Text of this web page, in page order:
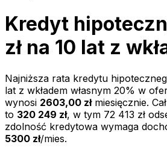
Kredyt
zł na 10 lat z
Najniższa rata kredytu
lat z wkładem własnym 20% w
wynosi 2603,00 złmiesięcznie.
to 320 249 zł, w tym 72 413 zł
zdolność kredytowa wymaga
5300 zł/mies.